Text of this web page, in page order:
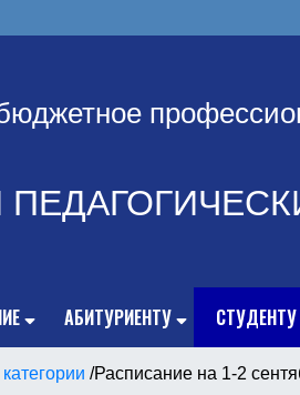
АБИТУРИЕНТУ СТУДЕНТУ
/Расписание на 1-2